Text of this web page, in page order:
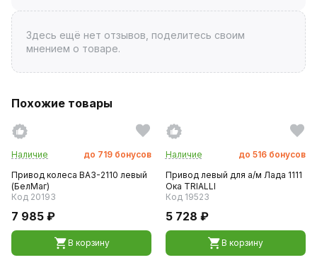
Здесь ещё нет отзывов, поделитесь своим
мнением о товаре.
Похожие товары
Наличие до 719 бонусов
Привод колеса ВАЗ-2110 левый
(БелМаг)
Код 20193
7 985 ₽
В корзину
Наличие до 516 бонусов
Привод левый для а/м Лада 1111
Ока TRIALLI
Код 19523
5 728 ₽
В корзину